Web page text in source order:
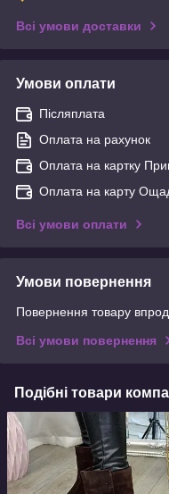
Всі умови доставки
Умови оплати
Післяплата
Оплата на рахунок
Оплата на картку
Оплата на карту
Всі умови оплати
Умови повернення
Повернення товару
Всі умови повернення
Подібні товари